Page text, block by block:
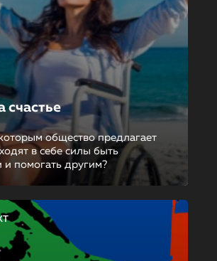
счастье
общество предлагает
в себе силы быть
помогать другим?